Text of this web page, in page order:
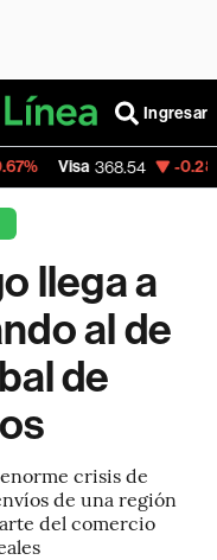
Ingresar
-0.28%
llega a
al de
de
crisis de
de una región
del comercio